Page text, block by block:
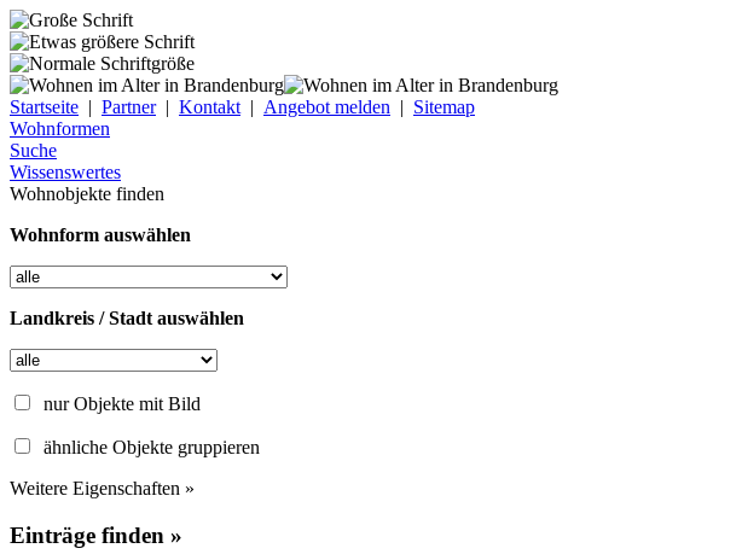
Startseite | Partner| Kontakt | Angebot melden | Sitemap
Wohnformen
Suche
Wissenswertes
Wohnobjekte finden
Wohnform auswählen
Landkreis / Stadt auswählen
nur Objekte mit Bild
ähnliche Objekte gruppieren
Weitere Eigenschaften »
Einträge finden »